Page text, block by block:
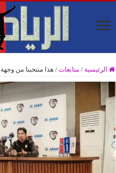
الرئيسية / متابعات / هذا منتخبنا من